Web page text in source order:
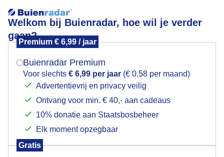
Welkom bij Buienradar, hoe wil je verder
gaan?
Premium € 6,99 / jaar
Buienradar Premium
Voor slechts € 6,99 per jaar (€ 0,58 per maand)
Advertentievrij en privacy veilig
Ontvang voor min. € 40,- aan cadeaus
10% donatie aan Staatsbosbeheer
Elk moment opzegbaar
Gratis
Prima wandelweer, maar wel een grijze dag. Donkere
dagen voor kerst.
Mogen we je locatie gebruiken voor het
Indien je hier nog geen akkoord op hebt gegeven,
verschijnt er zo een pop-up uit je browser waarin
Is goed, toon de popup